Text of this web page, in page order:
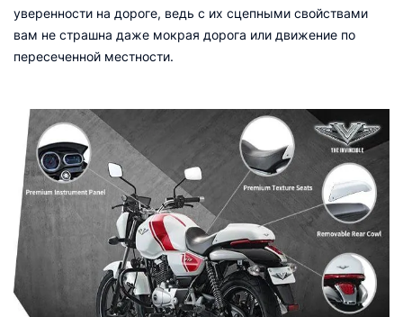
уверенности на дороге, ведь с их сцепными свойствами
вам не страшна даже мокрая дорога или движение по
пересеченной местности.